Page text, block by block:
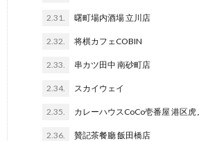
2.31. 曙町場内酒場 立川店
2.32. 将棋カフェCOBIN
2.33. 串カツ田中 南砂町店
2.34. スカイウェイ
2.35. カレーハウスCoCo壱番屋 港区
2.36. 贊記茶餐廳 飯田橋店